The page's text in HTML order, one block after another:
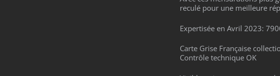
reculé pour une meilleure
Expertisée en Avril 2023:
Carte Grise Française
Contrôle technique OK